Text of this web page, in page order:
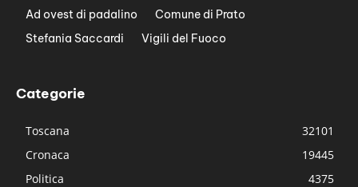
Ad ovest di padalino
Comune di Prato
Stefania Saccardi
Vigili del Fuoco
Categorie
Toscana
32101
Cronaca
19445
Politica
4375